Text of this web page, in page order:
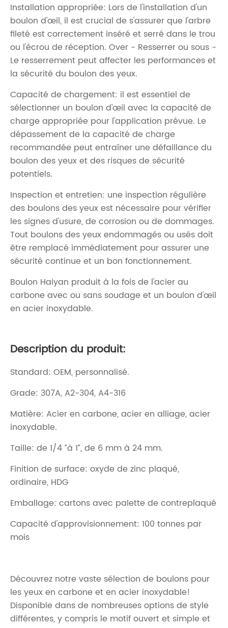
Installation appropriée: Lors de l'installation d'un
boulon d'œil, il est crucial de s'assurer que l'arbre
fileté est correctement inséré et serré dans le trou
ou l'écrou de réception. Over - Resserrer ou sous -
Le resserrement peut affecter les performances et
la sécurité du boulon des yeux.
Capacité de chargement: il est essentiel de
sélectionner un boulon d'œil avec la capacité de
charge appropriée pour l'application prévue. Le
dépassement de la capacité de charge
recommandée peut entraîner une défaillance du
boulon des yeux et des risques de sécurité
potentiels.
Inspection et entretien: une inspection régulière
des boulons des yeux est nécessaire pour vérifier
les signes d'usure, de corrosion ou de dommages.
Tout boulons des yeux endommagés ou usés doit
être remplacé immédiatement pour assurer une
sécurité continue et un bon fonctionnement.
Boulon Haiyan produit à la fois de l'acier au
carbone avec ou sans soudage et un boulon d'œil
en acier inoxydable.
Description du produit:
Standard: OEM, personnalisé.
Grade: 307A, A2-304, A4-316
Matière: Acier en carbone, acier en alliage, acier
inoxydable.
Taille: de 1/4 ”à 1”, de 6 mm à 24 mm.
Finition de surface: oxyde de zinc plaqué,
ordinaire, HDG
Emballage: cartons avec palette de contreplaqué
Capacité d'approvisionnement: 100 tonnes par
mois
Découvrez notre vaste sélection de boulons pour
les yeux en carbone et en acier inoxydable!
Disponible dans de nombreuses options de style
différentes, y compris le motif ouvert et simple et